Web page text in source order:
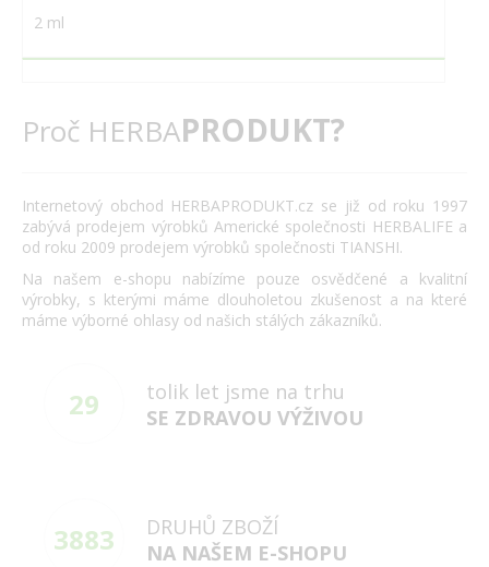
2 ml
Proč HERBAPRODUKT?
Internetový obchod HERBAPRODUKT.cz se již od roku 1997
zabývá prodejem výrobků Americké společnosti HERBALIFE a
od roku 2009 prodejem výrobků společnosti TIANSHI.
Na našem e-shopu nabízíme pouze osvědčené a kvalitní
výrobky, s kterými máme dlouholetou zkušenost a na které
máme výborné ohlasy od našich stálých zákazníků.
29
tolik let jsme na trhu
SE ZDRAVOU VÝŽIVOU
3883
DRUHŮ ZBOŽÍ
NA NAŠEM E-SHOPU